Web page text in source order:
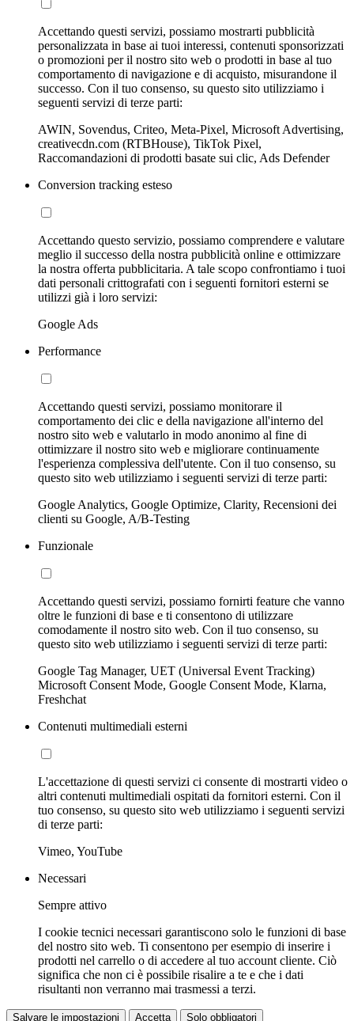
Accettando questi servizi, possiamo mostrarti pubblicità
personalizzata in base ai tuoi interessi, contenuti sponsorizzati
o promozioni per il nostro sito web o prodotti in base al tuo
comportamento di navigazione e di acquisto, misurandone il
successo. Con il tuo consenso, su questo sito utilizziamo i
seguenti servizi di terze parti:
AWIN, Sovendus, Criteo, Meta-Pixel, Microsoft Advertising,
creativecdn.com (RTBHouse), TikTok Pixel,
Raccomandazioni di prodotti basate sui clic, Ads Defender
Conversion tracking esteso
Accettando questo servizio, possiamo comprendere e valutare
meglio il successo della nostra pubblicità online e ottimizzare
la nostra offerta pubblicitaria. A tale scopo confrontiamo i tuoi
dati personali crittografati con i seguenti fornitori esterni se
utilizzi già i loro servizi:
Google Ads
Performance
Accettando questi servizi, possiamo monitorare il
comportamento dei clic e della navigazione all'interno del
nostro sito web e valutarlo in modo anonimo al fine di
ottimizzare il nostro sito web e migliorare continuamente
l'esperienza complessiva dell'utente. Con il tuo consenso, su
questo sito web utilizziamo i seguenti servizi di terze parti:
Google Analytics, Google Optimize, Clarity, Recensioni dei
clienti su Google, A/B-Testing
Funzionale
Accettando questi servizi, possiamo fornirti feature che vanno
oltre le funzioni di base e ti consentono di utilizzare
comodamente il nostro sito web. Con il tuo consenso, su
questo sito web utilizziamo i seguenti servizi di terze parti:
Google Tag Manager, UET (Universal Event Tracking)
Microsoft Consent Mode, Google Consent Mode, Klarna,
Freshchat
Contenuti multimediali esterni
L'accettazione di questi servizi ci consente di mostrarti video o
altri contenuti multimediali ospitati da fornitori esterni. Con il
tuo consenso, su questo sito web utilizziamo i seguenti servizi
di terze parti:
Vimeo, YouTube
Necessari
Sempre attivo
I cookie tecnici necessari garantiscono solo le funzioni di base
del nostro sito web. Ti consentono per esempio di inserire i
prodotti nel carrello o di accedere al tuo account cliente. Ciò
significa che non ci è possibile risalire a te e che i dati
risultanti non verranno mai trasmessi a terzi.
Salvare le impostazioni Accetta Solo obbligatori